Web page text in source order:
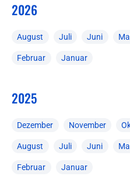
2026
August Juli Juni
Februar Januar
2025
Dezember November
August Juli Juni
Februar Januar